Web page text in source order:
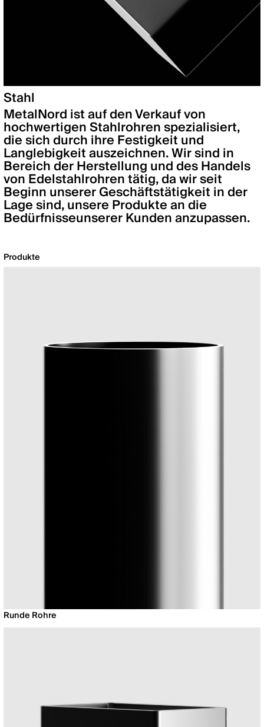
Stahl
MetalNord ist auf den Verkauf von
hochwertigen Stahlrohren spezialisiert,
die sich durch ihre Festigkeit und
Langlebigkeit auszeichnen. Wir sind in
Bereich der Herstellung und des Handels
von Edelstahlrohren tätig, da wir seit
Beginn unserer Geschäftstätigkeit in der
Lage sind, unsere Produkte an die
Bedürfnisseunserer Kunden anzupassen.
Produkte
Runde Rohre